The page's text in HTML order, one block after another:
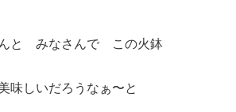
と みなさんで この火鉢
しいだろうなぁ〜と